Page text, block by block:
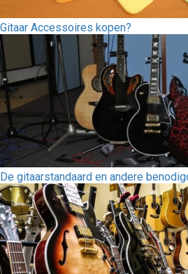
Gitaar Accessoires kopen?
De gitaarstandaard en andere